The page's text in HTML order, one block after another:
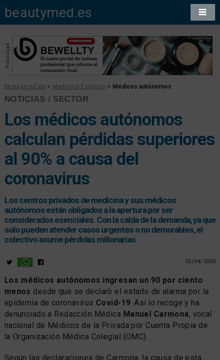
beautymed.es
beautymed.es > Medicina Estética > Médicos autónomos
NOTICIAS / SECTOR
Los médicos autónomos
calculan pérdidas superiores
al 90% a causa del
coronavirus
Los centros privados de medicina y sus médicos
autónomos están obligados a la apertura por ser
considerados esenciales. Con la caída de la demanda, ya que
solo pueden atender casos urgentes o no demorables, el
colectivo asume pérdidas millonarias
22/04/2020
Los médicos autónomos ingresan un 90 por ciento
menos desde que se declaró el estado de alarma por la
epidemia de coronavirus Covid-19. Así lo recoge y ha
denunciado a Redacción Médica Manuel Carmona, vocal
nacional de Médicos de la Privada por Cuenta Propia de
la Organización Médica Colegial (OMC).
Según las declaraciones de Carmona, la causa de esta